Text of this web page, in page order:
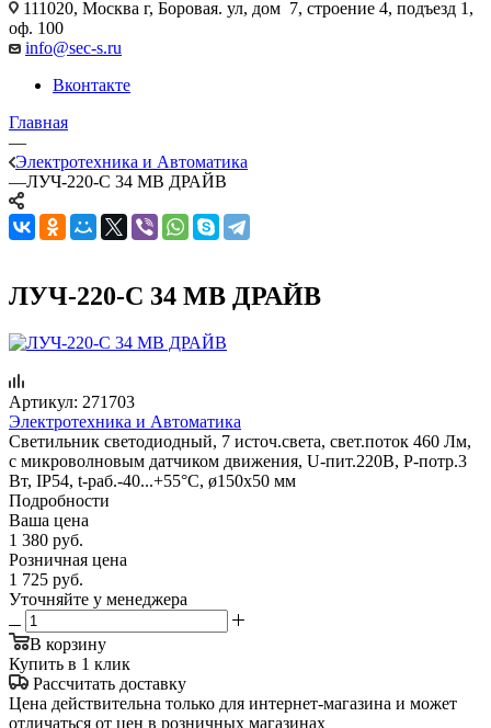
111020, Москва г, Боровая. ул, дом 7, строение 4, подъезд 1,
оф. 100
info@sec-s.ru
Вконтакте
Главная
—
Электротехника и Автоматика
—ЛУЧ-220-С 34 МВ ДРАЙВ
ЛУЧ-220-С 34 МВ ДРАЙВ
Артикул: 271703
Электротехника и Автоматика
Светильник светодиодный, 7 источ.света, свет.поток 460 Лм,
с микроволновым датчиком движения, U-пит.220В, P-потр.3
Вт, IP54, t-раб.-40...+55°С, ø150х50 мм
Подробности
Ваша цена
1 380 руб.
Розничная цена
1 725 руб.
Уточняйте у менеджера
В корзину
Купить в 1 клик
Рассчитать доставку
Цена действительна только для интернет-магазина и может
отличаться от цен в розничных магазинах